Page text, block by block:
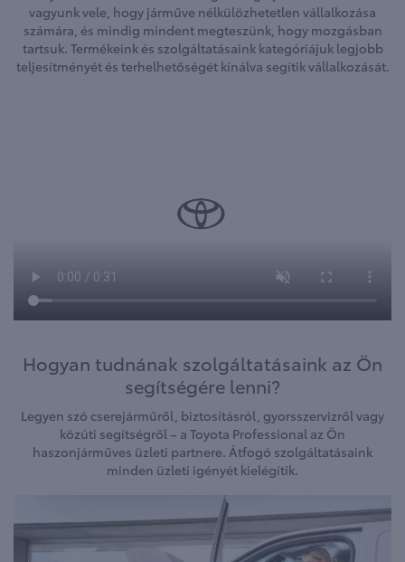
vagyunk vele, hogy járműve nélkülözhetetlen vállalkozása
számára, és mindig mindent megteszünk, hogy mozgásban
tartsuk. Termékeink és szolgáltatásaink kategóriájuk legjobb
teljesítményét és terhelhetőségét kínálva segítik vállalkozását.
Hogyan tudnának szolgáltatásaink az Ön
segítségére lenni?
Legyen szó cserejárműről, biztosításról, gyorsszervizről vagy
közúti segítségről – a Toyota Professional az Ön
haszonjárműves üzleti partnere. Átfogó szolgáltatásaink
minden üzleti igényét kielégítik.